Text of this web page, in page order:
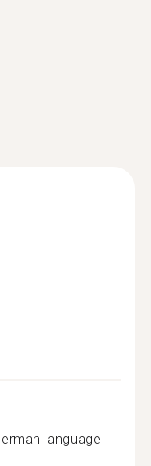
language